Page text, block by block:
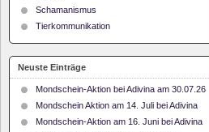
Schamanismus
Tierkommunikation
Neuste Einträge
Mondschein-Aktion bei Adivina am 30.07.26
Mondschein Aktion am 14. Juli bei Adivina
Mondschein-Aktion am 16. Juni bei Adivina